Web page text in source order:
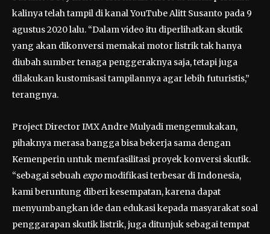
kalinya telah tampil di kanal YouTube Alitt Susanto pada 9
agustus 2020 lalu. “Dalam video itu diperlihatkan skutik
yang akan dikonversi memakai motor listrik tak hanya
diubah sumber tenaga penggeraknya saja, tetapi juga
dilakukan kustomisasi tampilannya agar lebih futuristis,”
terangnya.
Project Director IMX Andre Mulyadi mengemukakan,
pihaknya merasa bangga bisa bekerja sama dengan
Kemenperin untuk memfasilitasi proyek konversi skutik.
“sebagai sebuah expomodifikasi terbesar di Indonesia,
kami beruntung diberi kesempatan, karena dapat
menyumbangkan ide dan edukasi kepada masyarakat soal
penggarapan skutik listrik, juga ditunjuk sebagai tempat